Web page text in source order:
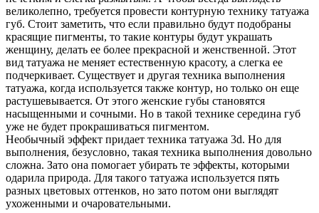
великолепно, требуется провести контурную технику татуажа
губ. Стоит заметить, что если правильно будут подобраны
красящие пигменты, то такие контуры будут украшать
женщину, делать ее более прекрасной и женственной. Этот
вид татуажа не меняет естественную красоту, а слегка ее
подчеркивает. Существует и другая техника выполнения
татуажа, когда используется также контур, но только он еще
растушевывается. От этого женские губы становятся
насыщенными и сочными. Но в такой технике середина губ
уже не будет прокрашиваться пигментом.
Необычный эффект придает техника татуажа 3d. Но для
выполнения, безусловно, такая техника выполнения довольно
сложна. Зато она помогает убирать те эффекты, которыми
одарила природа. Для такого татуажа используется пять
разных цветовых оттенков, но зато потом они выглядят
ухоженными и очаровательными.